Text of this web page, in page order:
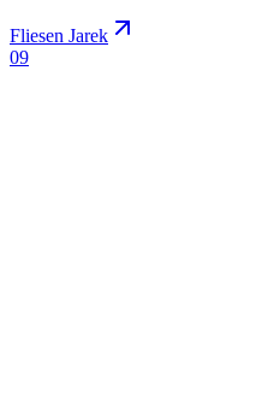
Fliesen Jarek
09